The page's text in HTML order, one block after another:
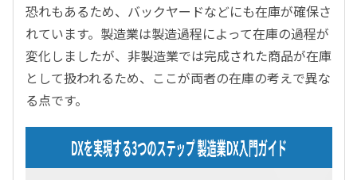
恐れもあるため、バックヤードなどにも在庫が確保さ
れています。製造業は製造過程によって在庫の過程が
変化しましたが、非製造業では完成された商品が在庫
として扱われるため、ここが両者の在庫の考えで異な
る点です。